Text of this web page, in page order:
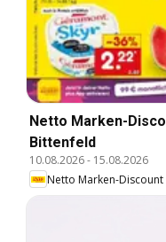
Netto Marken-
Bittenfeld
10.08.2026- 15.08.2026
Netto Marken-Discount